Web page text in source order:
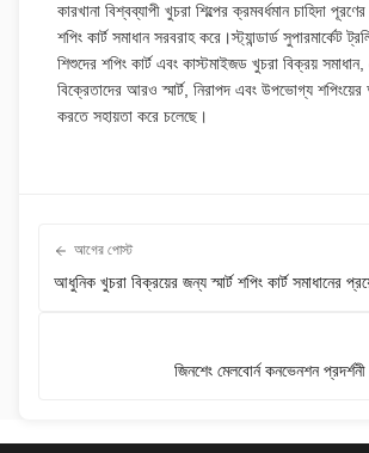
কারখানা বিশ্বব্যাপী খুচরা শিল্পের ক্রমবর্ধমান চাহিদা
শপিং কার্ট সমাধান সরবরাহ করে।স্ট্যান্ডার্ড সুপারমার্কেট
শিশুদের শপিং কার্ট এবং কাস্টমাইজড খুচরা বিক্রয়
বিক্রেতাদের আরও স্মার্ট, নিরাপদ এবং উপভোগ্য শপিংয়ের
করতে সহায়তা করে চলেছে।
আগের পোস্ট
আধুনিক খুচরা বিক্রয়ের জন্য স্মার্ট শপিং কার্ট সমাধানের
জিনশেং মেলবোর্ন কনভেনশন